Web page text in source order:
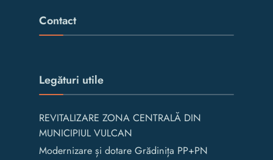
Contact
Legături utile
REVITALIZARE ZONA CENTRALĂ DIN
MUNICIPIUL VULCAN
Modernizare și dotare Grădinița PP+PN